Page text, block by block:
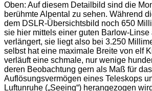
Oben: Auf diesem Detailbild sind die
berühmte Alpental zu sehen. Während
dem DSLR-Übersichtsbild noch 650
sie hier mittels einer guten Barlow-Linse
verlängert, sie liegt also bei 3.250
selbst hat eine maximale Breite von elf
verläuft eine schmale, nur wenige
deren Beobachtung gern als Maß für das
Auflösungsvermögen eines Teleskops
Luftunruhe („Seeing“) herangezogen